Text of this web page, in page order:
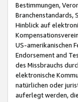
Bestimmungen,
Branchenstandards,
Hinblick auf
US-amerikanischen
Endorsement and
des Missbrauchs
elektronische
natürlichen oder
auferlegt werden,